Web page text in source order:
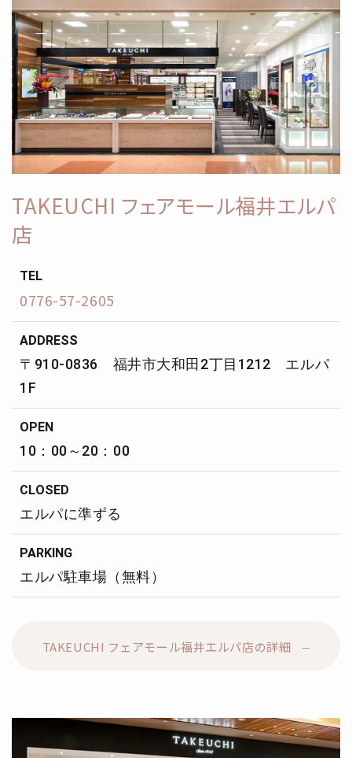
TAKEUCHI フェアモール福井エルパ
店
TEL
0776-57-2605
ADDRESS
〒910-0836 福井市大和田2丁目1212 エルパ
1F
OPEN
10：00～20：00
CLOSED
エルパに準ずる
PARKING
エルパ駐車場（無料）
TAKEUCHI フェアモール福井エルパ店の詳細